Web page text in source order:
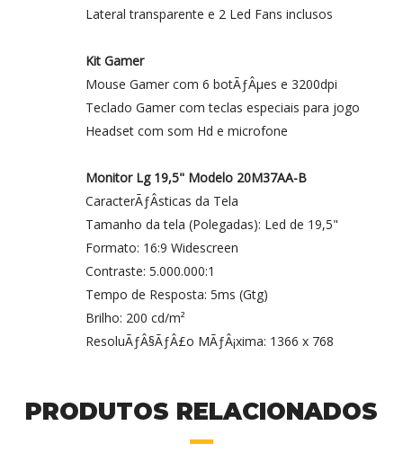
Lateral transparente e 2 Led Fans inclusos
Kit Gamer
Mouse Gamer com 6 botÃƒÂµes e 3200dpi
Teclado Gamer com teclas especiais para jogo
Headset com som Hd e microfone
Monitor Lg 19,5" Modelo 20M37AA-B
CaracterÃƒÂ­sticas da Tela
Tamanho da tela (Polegadas): Led de 19,5"
Formato: 16:9 Widescreen
Contraste: 5.000.000:1
Tempo de Resposta: 5ms (Gtg)
Brilho: 200 cd/m²
ResoluÃƒÂ§ÃƒÂ£o MÃƒÂ¡xima: 1366 x 768
PRODUTOS RELACIONADOS